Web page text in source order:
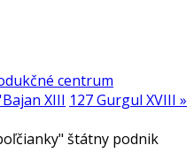
centrum
XIII 127 Gurgul XVIII »
štátny podnik